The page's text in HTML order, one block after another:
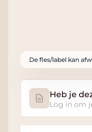
De fles/label kan
Heb je
Log in om